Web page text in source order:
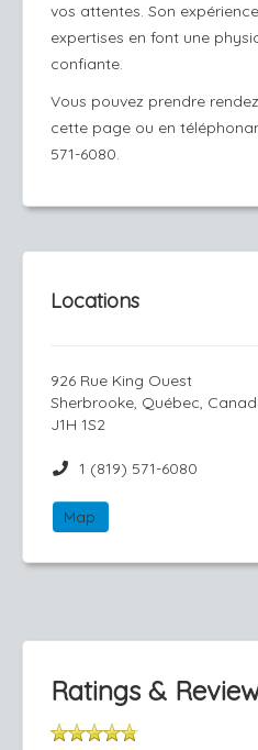
vos attentes. Son
expertises en font une
confiante.
Vous pouvez prendre
cette page ou en
571-6080.
Locations
926 Rue King Ouest
Sherbrooke, Québec,
J1H 1S2
1 (819) 571-6080
Map
Ratings &